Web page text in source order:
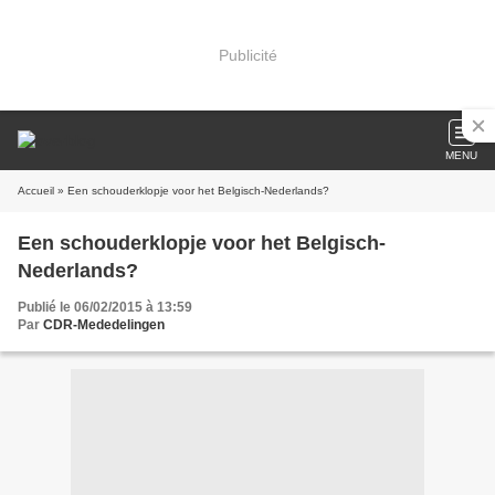
Publicité
MENU
Accueil » Een schouderklopje voor het Belgisch-Nederlands?
Een schouderklopje voor het Belgisch-
Nederlands?
Publié le 06/02/2015 à 13:59
Par CDR-Mededelingen